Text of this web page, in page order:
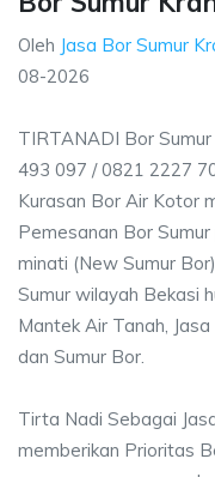
Oleh Jasa Bor Sumur
08-2026
TIRTANADI Bor
493 097 / 0821 2227
Kurasan Bor Air Kotor
Pemesanan Bor
minati (New Sumur
Sumur wilayah Bekasi
Mantek Air Tanah,
dan Sumur Bor.
Tirta Nadi Sebagai
memberikan Prioritas